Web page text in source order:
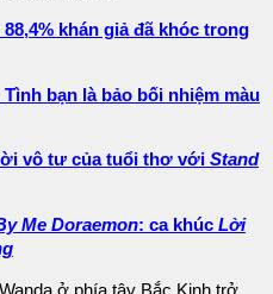
88,4% khán giả đã khóc trong
Tình bạn là bảo bối nhiệm màu
vô tư của tuổi thơ với Stand
Me Doraemon: ca khúc Lời
ở phía tây Bắc Kinh trở